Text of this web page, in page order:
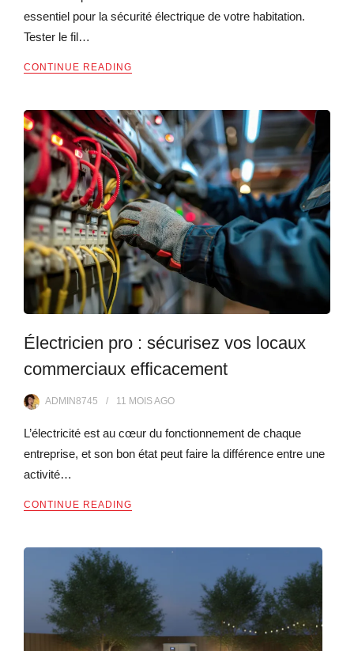
essentiel pour la sécurité électrique de votre habitation.
Tester le fil…
CONTINUE READING
Électricien pro : sécurisez vos locaux
commerciaux efficacement
ADMIN8745 11 MOISAGO
L’électricité est au cœur du fonctionnement de chaque
entreprise, et son bon état peut faire la différence entre une
activité…
CONTINUE READING